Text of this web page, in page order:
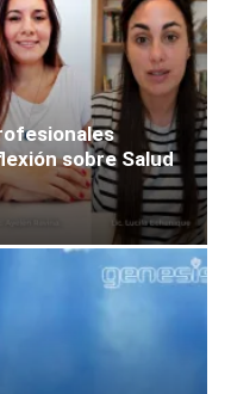
sobre Salud